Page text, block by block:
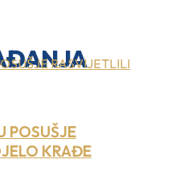
POSUŠJE
KRAĐE